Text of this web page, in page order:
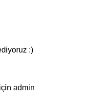
:)
için admin